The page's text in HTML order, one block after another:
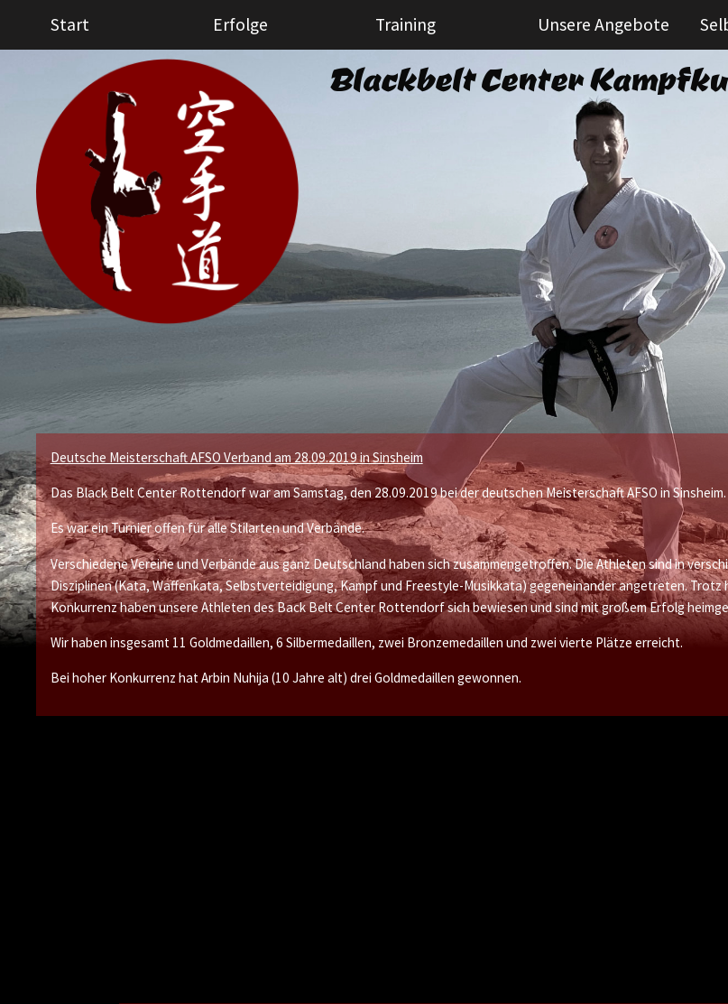
Start Erfolge Training Unsere Angebote
Blackbelt Center
Deutsche Meisterschaft AFSO Verband am 28.09.2019 in Sinsheim
Das Black Belt Center Rottendorf war am Samstag, den 28.09.2019 bei der deutschen Meisterschaft AFSO in Sinsheim.
Es war ein Turnier offen für alle Stilarten und Verbände.
Verschiedene Vereine und Verbände aus ganz Deutschland haben sich zusammengetroffen. Die Athleten sind in
Disziplinen (Kata, Waffenkata, Selbstverteidigung, Kampf und Freestyle-Musikkata) gegeneinander angetreten. Trotz
Konkurrenz haben unsere Athleten des Back Belt Center Rottendorf sich bewiesen und sind mit großem Erfolg
Wir haben insgesamt 11 Goldmedaillen, 6 Silbermedaillen, zwei Bronzemedaillen und zwei vierte Plätze erreicht.
Bei hoher Konkurrenz hat Arbin Nuhija (10 Jahre alt) drei Goldmedaillen gewonnen.